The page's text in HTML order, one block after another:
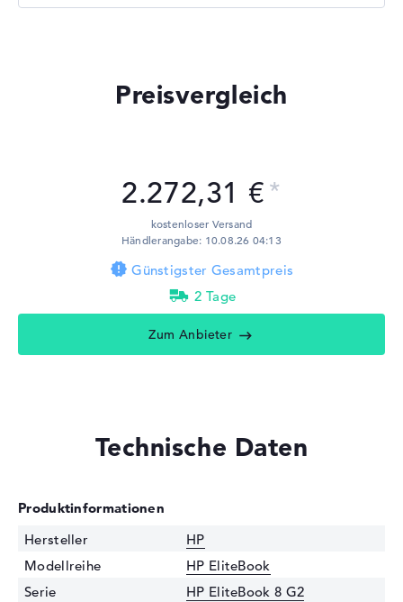
Preisvergleich
2.272,31 €
kostenloser Versand
Händlerangabe: 10.08.26 04:13
Günstigster Gesamtpreis
2 Tage
Zum Anbieter
Technische Daten
Produktinformationen
Hersteller
HP
Modellreihe
HP EliteBook
Serie
HP EliteBook 8 G2